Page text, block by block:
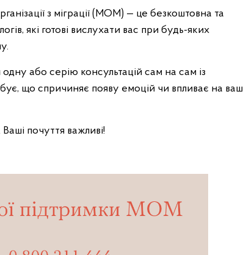
з міграції (МОМ) — це безкоштовна та
які готові вислухати вас при будь-яких
або серію консультацій сам на сам із
що спричиняє появу емоцій чи впливає на ваш
почуття важливі!